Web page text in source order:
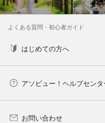
よくある質問・初心者ガイド
はじめての方へ
アソビュー！ヘルプセンタ
お問い合わせ